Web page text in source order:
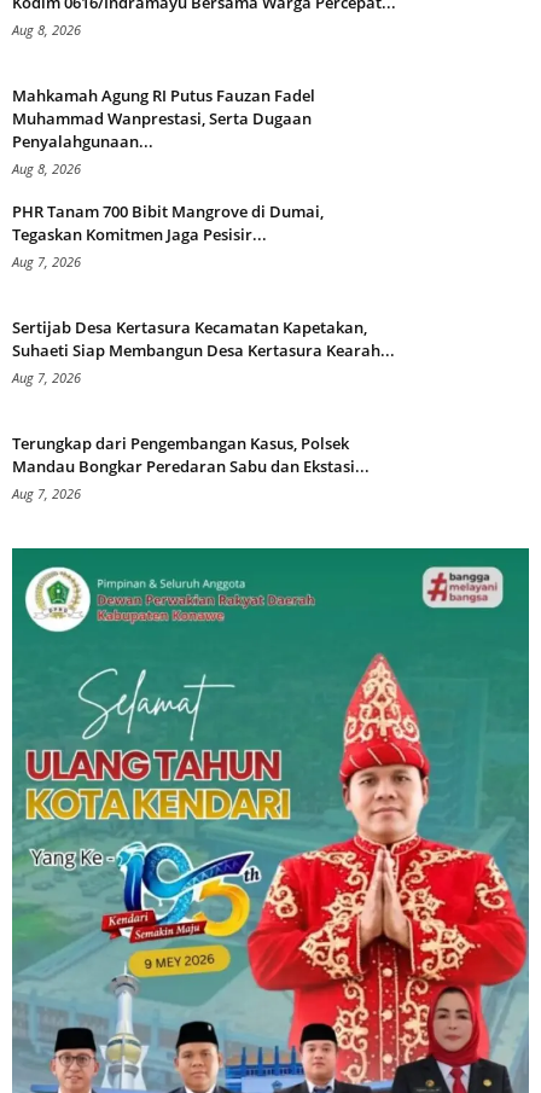
Aug 8, 2026
Mahkamah Agung RI Putus Fauzan Fadel
Muhammad Wanprestasi, Serta Dugaan
Penyalahgunaan...
Aug 8, 2026
PHR Tanam 700 Bibit Mangrove di Dumai,
Tegaskan Komitmen Jaga Pesisir...
Aug 7, 2026
Sertijab Desa Kertasura Kecamatan Kapetakan,
Suhaeti Siap Membangun Desa Kertasura Kearah...
Aug 7, 2026
Terungkap dari Pengembangan Kasus, Polsek
Mandau Bongkar Peredaran Sabu dan Ekstasi...
Aug 7, 2026